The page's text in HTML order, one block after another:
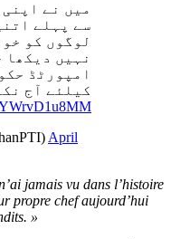
میں نے
سے پہلے
لوگوں کو
نہیں دیکھا
امپورٹڈ
کیلئے آج
April
jamais vu dans l’histoire
propre chef aujourd’hui
»